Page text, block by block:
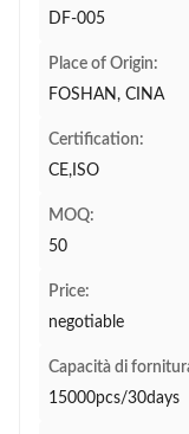
DF-005
Place of Origin:
FOSHAN, CINA
Certification:
CE,ISO
MOQ:
50
Price:
negotiable
Capacità di
15000pcs/30days